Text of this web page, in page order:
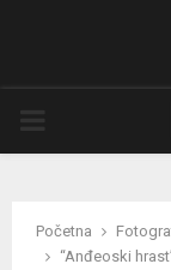
Početna
“Anđeoski